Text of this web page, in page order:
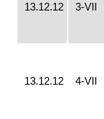
13.12.12 3-VII
13.12.12 4-VII